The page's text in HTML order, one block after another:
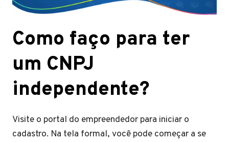
Como faço para ter
um CNPJ
independente?
Visite o portal do empreendedor para iniciar o
cadastro. Na tela formal, você pode começar a se